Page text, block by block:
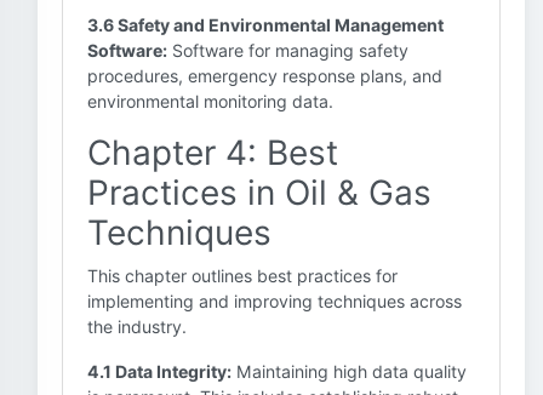
3.6 Safety and Environmental Management
Software: Software for managing safety
procedures, emergency response plans, and
environmental monitoring data.
Chapter 4: Best
Practices in Oil & Gas
Techniques
This chapter outlines best practices for
implementing and improving techniques across
the industry.
4.1 Data Integrity: Maintaining high data quality